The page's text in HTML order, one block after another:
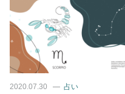
2020.07.30
占い